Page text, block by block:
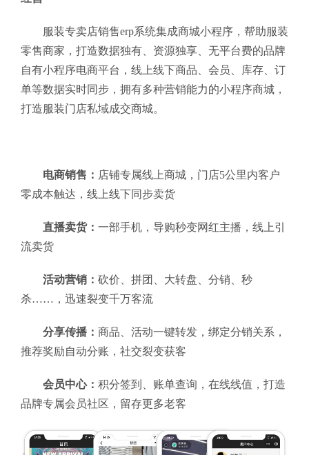
服装专卖店销售erp系统集成商城小程序，帮助服装
零售商家，打造数据独有、资源独享、无平台费的品牌
自有小程序电商平台，线上线下商品、会员、库存、订
单等数据实时同步，拥有多种营销能力的小程序商城，
打造服装门店私域成交商城。
电商销售： 店铺专属线上商城，门店5公里内客户
零成本触达，线上线下同步卖货
直播卖货： 一部手机，导购秒变网红主播，线上引
流卖货
活动营销： 砍价、拼团、大转盘、分销、秒
杀……，迅速裂变千万客流
分享传播： 商品、活动一键转发，绑定分销关系，
推荐奖励自动分账，社交裂变获客
会员中心： 积分签到、账单查询，在线线值，打造
品牌专属会员社区，留存更多老客